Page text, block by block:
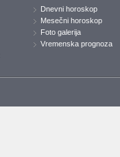
Dnevni horoskop
Mesečni horoskop
Foto galerija
Vremenska prognoza